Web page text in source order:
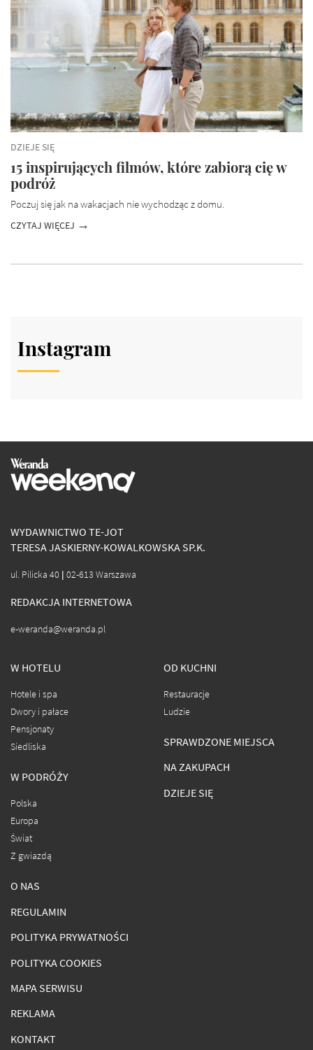
DZIEJE SIĘ
15 inspirujących filmów, które zabiorą cię w
podróż
Poczuj się jak na wakacjach nie wychodząc z domu.
CZYTAJ WIĘCEJ
Instagram
WYDAWNICTWO TE-JOT
TERESA JASKIERNY-KOWALKOWSKA SP.K.
ul. Pilicka 40 | 02-613 Warszawa
REDAKCJA INTERNETOWA
e-weranda@weranda.pl
W HOTELU
Hotele i spa
Dwory i pałace
Pensjonaty
Siedliska
W PODRÓŻY
Polska
Europa
Świat
Z gwiazdą
OD KUCHNI
Restauracje
Ludzie
SPRAWDZONE MIEJSCA
NA ZAKUPACH
DZIEJE SIĘ
O NAS
REGULAMIN
POLITYKA PRYWATNOŚCI
POLITYKA COOKIES
MAPA SERWISU
REKLAMA
KONTAKT